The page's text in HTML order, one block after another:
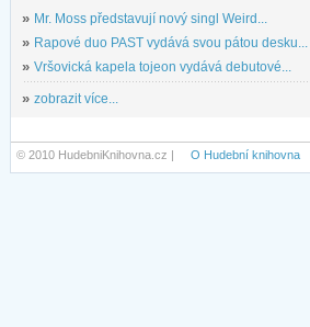
» Mr. Moss představují nový singl Weird...
» Rapové duo PAST vydává svou pátou desku...
» Vršovická kapela tojeon vydává debutové...
» zobrazit více...
© 2010 HudebniKnihovna.cz | O Hudební knihovna